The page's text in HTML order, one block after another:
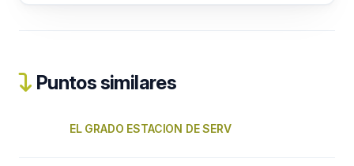
Puntos similares
EL GRADO ESTACION DE SERV